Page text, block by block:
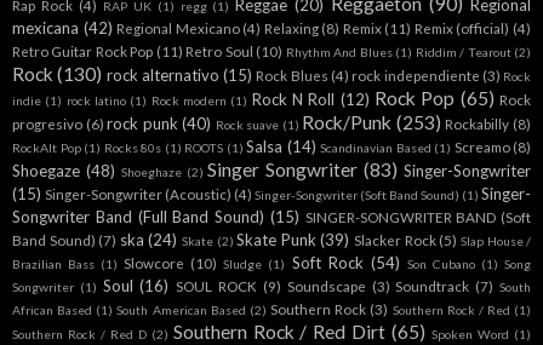
Rap Rock (4) RAP UK (1) regg (1) Reggae (20)
Regional
mexicana (42) Regional Mexicano (4) Relaxing (8) Remix (11) Remix (official) (4)
Retro Guitar Rock Pop (11) Retro Soul (10) Rhythm And Blues (1) Riddim / Tearout (2)
Rock (130) rock alternativo (15) Rock Blues (4) rock independiente (3) Rock
indie (1) rock latino (1) Rock modern (1) Rock N Roll (12) Rock Pop (65) Rock
progresivo (6) rock punk (40) Rock suave (1) Rock/Punk (253) Rockabilly (8)
RockAlt Pop (1) Rocks 80s (1) ROOTS (1) Salsa (14) Scandinavian Based (1) Screamo (8)
Shoegaze (48) Shoeghaze (2) Singer Songwriter (83) Singer-Songwriter
(15) Singer-Songwriter (Acoustic) (4) Singer-Songwriter (Soft Band Sound) (1) Singer-
Songwriter Band (Full Band Sound) (15) SINGER-SONGWRITER BAND (Soft
Band Sound) (7) ska (24) Skate (2) Skate Punk (39) Slacker Rock (5) Slap House /
Brazilian Bass (1) Slowcore (10) Sludge (1) Soft Rock (54) Son Cubano (1) Song
Songwriter (1) Soul (16) SOUL ROCK (9) Soundscape (3) Soundtrack (7) South
African Based (1) South American Based (2) Southern Rock (3) Southern Rock / Red (1)
Southern Rock / Red D (2) Southern Rock / Red Dirt (65) Spoken Word (1)